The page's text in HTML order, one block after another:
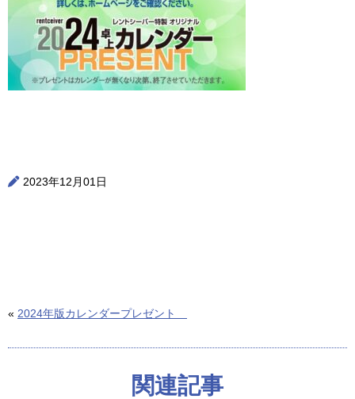
2023年12月01日
« 2024年版カレンダープレゼント
関連記事